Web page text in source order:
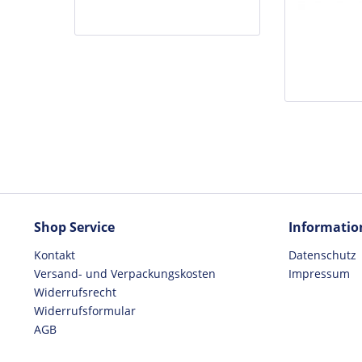
Shop Service
Kontakt
Versand- und Verpackungskosten
Widerrufsrecht
Widerrufsformular
AGB
Datenschutz
Impressum